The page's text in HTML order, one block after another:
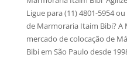
Ligue para (11) 4801-5954
de Marmoraria Itaim Bibi? A
mercado de colocação de
Bibi em São Paulo desde